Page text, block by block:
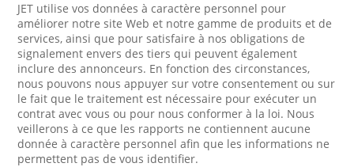
JET utilise vos données à caractère personnel pour
améliorer notre site Web et notre gamme de produits et de
services, ainsi que pour satisfaire à nos obligations de
signalement envers des tiers qui peuvent également
inclure des annonceurs. En fonction des circonstances,
nous pouvons nous appuyer sur votre consentement ou sur
le fait que le traitement est nécessaire pour exécuter un
contrat avec vous ou pour nous conformer à la loi. Nous
veillerons à ce que les rapports ne contiennent aucune
donnée à caractère personnel afin que les informations ne
permettent pas de vous identifier.